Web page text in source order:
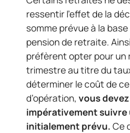
ressentir l’effet de la
somme prévue à la
pension de retraite.
préfèrent opter pour un
trimestre au titre du
déterminer le coût de
d’opération, vous devez
impérativement suivre
initialement prévu. Ce